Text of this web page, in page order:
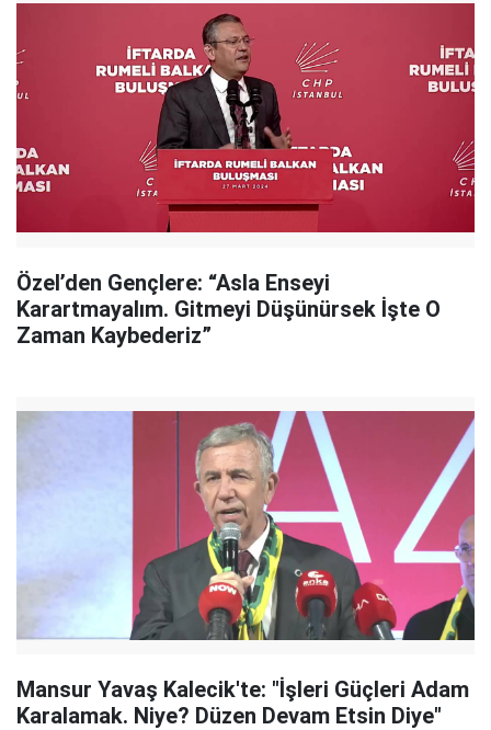
Özel’den Gençlere: “Asla Enseyi
Karartmayalım. Gitmeyi Düşünürsek İşte O
Zaman Kaybederiz”
Mansur Yavaş Kalecik'te: "İşleri Güçleri Adam
Karalamak. Niye? Düzen Devam Etsin Diye"